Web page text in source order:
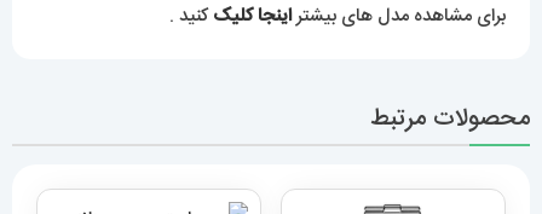
برای مشاهده مدل های بیشتراینجا کلیککنید .
محصولات مرتبط